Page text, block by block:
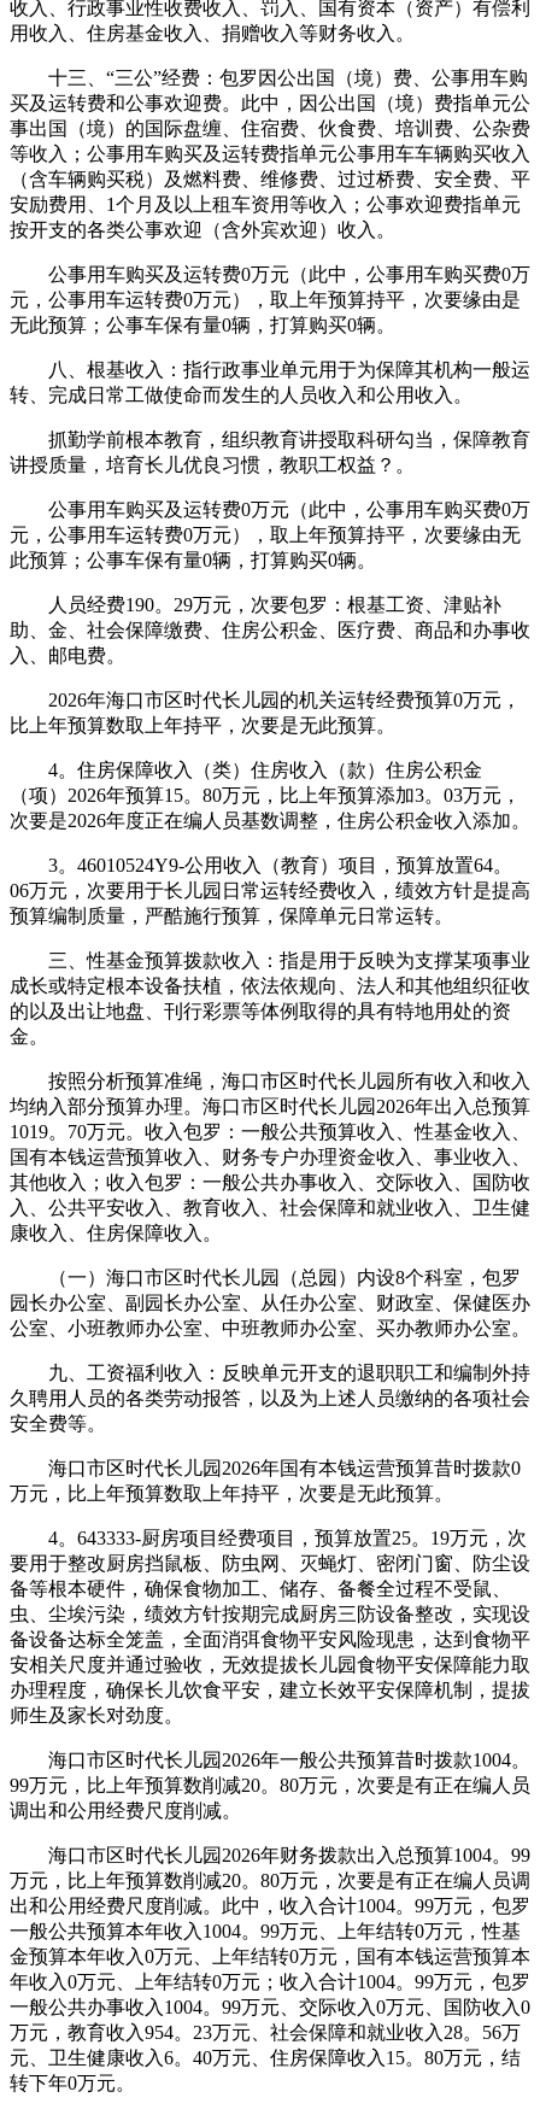
收入、行政事业性收费收入、罚入、国有资本（资产）有偿利
用收入、住房基金收入、捐赠收入等财务收入。
十三、“三公”经费：包罗因公出国（境）费、公事用车购
买及运转费和公事欢迎费。此中，因公出国（境）费指单元公
事出国（境）的国际盘缠、住宿费、伙食费、培训费、公杂费
等收入；公事用车购买及运转费指单元公事用车车辆购买收入
（含车辆购买税）及燃料费、维修费、过过桥费、安全费、平
安励费用、1个月及以上租车资用等收入；公事欢迎费指单元
按开支的各类公事欢迎（含外宾欢迎）收入。
公事用车购买及运转费0万元（此中，公事用车购买费0万
元，公事用车运转费0万元），取上年预算持平，次要缘由是
无此预算；公事车保有量0辆，打算购买0辆。
八、根基收入：指行政事业单元用于为保障其机构一般运
转、完成日常工做使命而发生的人员收入和公用收入。
抓勤学前根本教育，组织教育讲授取科研勾当，保障教育
讲授质量，培育长儿优良习惯，教职工权益？。
公事用车购买及运转费0万元（此中，公事用车购买费0万
元，公事用车运转费0万元），取上年预算持平，次要缘由无
此预算；公事车保有量0辆，打算购买0辆。
人员经费190。29万元，次要包罗：根基工资、津贴补
助、金、社会保障缴费、住房公积金、医疗费、商品和办事收
入、邮电费。
2026年海口市区时代长儿园的机关运转经费预算0万元，
比上年预算数取上年持平，次要是无此预算。
4。住房保障收入（类）住房收入（款）住房公积金
（项）2026年预算15。80万元，比上年预算添加3。03万元，
次要是2026年度正在编人员基数调整，住房公积金收入添加。
3。46010524Y9-公用收入（教育）项目，预算放置64。
06万元，次要用于长儿园日常运转经费收入，绩效方针是提高
预算编制质量，严酷施行预算，保障单元日常运转。
三、性基金预算拨款收入：指是用于反映为支撑某项事业
成长或特定根本设备扶植，依法依规向、法人和其他组织征收
的以及出让地盘、刊行彩票等体例取得的具有特地用处的资
金。
按照分析预算准绳，海口市区时代长儿园所有收入和收入
均纳入部分预算办理。海口市区时代长儿园2026年出入总预算
1019。70万元。收入包罗：一般公共预算收入、性基金收入、
国有本钱运营预算收入、财务专户办理资金收入、事业收入、
其他收入；收入包罗：一般公共办事收入、交际收入、国防收
入、公共平安收入、教育收入、社会保障和就业收入、卫生健
康收入、住房保障收入。
（一）海口市区时代长儿园（总园）内设8个科室，包罗
园长办公室、副园长办公室、从任办公室、财政室、保健医办
公室、小班教师办公室、中班教师办公室、买办教师办公室。
九、工资福利收入：反映单元开支的退职职工和编制外持
久聘用人员的各类劳动报答，以及为上述人员缴纳的各项社会
安全费等。
海口市区时代长儿园2026年国有本钱运营预算昔时拨款0
万元，比上年预算数取上年持平，次要是无此预算。
4。643333-厨房项目经费项目，预算放置25。19万元，次
要用于整改厨房挡鼠板、防虫网、灭蝇灯、密闭门窗、防尘设
备等根本硬件，确保食物加工、储存、备餐全过程不受鼠、
虫、尘埃污染，绩效方针按期完成厨房三防设备整改，实现设
备设备达标全笼盖，全面消弭食物平安风险现患，达到食物平
安相关尺度并通过验收，无效提拔长儿园食物平安保障能力取
办理程度，确保长儿饮食平安，建立长效平安保障机制，提拔
师生及家长对劲度。
海口市区时代长儿园2026年一般公共预算昔时拨款1004。
99万元，比上年预算数削减20。80万元，次要是有正在编人员
调出和公用经费尺度削减。
海口市区时代长儿园2026年财务拨款出入总预算1004。99
万元，比上年预算数削减20。80万元，次要是有正在编人员调
出和公用经费尺度削减。此中，收入合计1004。99万元，包罗
一般公共预算本年收入1004。99万元、上年结转0万元，性基
金预算本年收入0万元、上年结转0万元，国有本钱运营预算本
年收入0万元、上年结转0万元；收入合计1004。99万元，包罗
一般公共办事收入1004。99万元、交际收入0万元、国防收入0
万元，教育收入954。23万元、社会保障和就业收入28。56万
元、卫生健康收入6。40万元、住房保障收入15。80万元，结
转下年0万元。